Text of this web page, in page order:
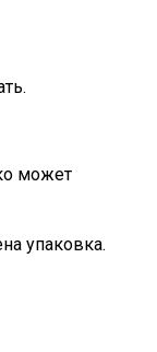
может
упаковка.